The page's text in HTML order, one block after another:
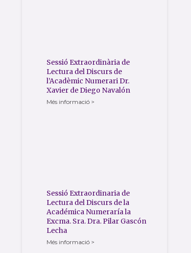
Sessió Extraordinària de
Lectura del Discurs de
l’Acadèmic Numerari Dr.
Xavier de Diego Navalón
Més informació >
Sessió Extraordinaria de
Lectura del Discurs de la
Académica Numeraría la
Excma. Sra. Dra. Pilar Gascón
Lecha
Més informació >